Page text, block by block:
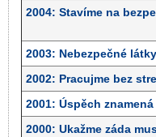
2004: Stavíme na
2003: Nebezpečné
2002: Pracujme bez
2001: Úspěch
2000: Ukažme záda